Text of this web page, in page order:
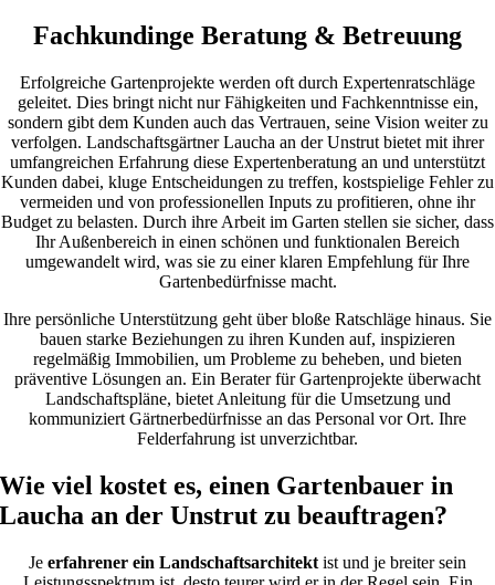
Fachkundinge Beratung & Betreuung
Erfolgreiche Gartenprojekte werden oft durch Expertenratschläge
geleitet. Dies bringt nicht nur Fähigkeiten und Fachkenntnisse ein,
sondern gibt dem Kunden auch das Vertrauen, seine Vision weiter zu
verfolgen. Landschaftsgärtner Laucha an der Unstrut bietet mit ihrer
umfangreichen Erfahrung diese Expertenberatung an und unterstützt
Kunden dabei, kluge Entscheidungen zu treffen, kostspielige Fehler zu
vermeiden und von professionellen Inputs zu profitieren, ohne ihr
Budget zu belasten. Durch ihre Arbeit im Garten stellen sie sicher, dass
Ihr Außenbereich in einen schönen und funktionalen Bereich
umgewandelt wird, was sie zu einer klaren Empfehlung für Ihre
Gartenbedürfnisse macht.
Ihre persönliche Unterstützung geht über bloße Ratschläge hinaus. Sie
bauen starke Beziehungen zu ihren Kunden auf, inspizieren
regelmäßig Immobilien, um Probleme zu beheben, und bieten
präventive Lösungen an. Ein Berater für Gartenprojekte überwacht
Landschaftspläne, bietet Anleitung für die Umsetzung und
kommuniziert Gärtnerbedürfnisse an das Personal vor Ort. Ihre
Felderfahrung ist unverzichtbar.
Wie viel kostet es, einen Gartenbauer in
Laucha an der Unstrut zu beauftragen?
Je erfahrener ein Landschaftsarchitekt ist und je breiter sein